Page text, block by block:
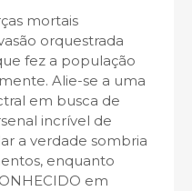
mortais
orquestrada
fez a população
Alie-se a uma
em busca de
incrível de
a verdade sombria
enquanto
em